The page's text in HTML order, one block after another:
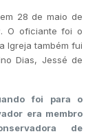
28 de maio de
O oficiante foi o
Igreja também fui
Dias, Jessé de
foi para o
era membro
de